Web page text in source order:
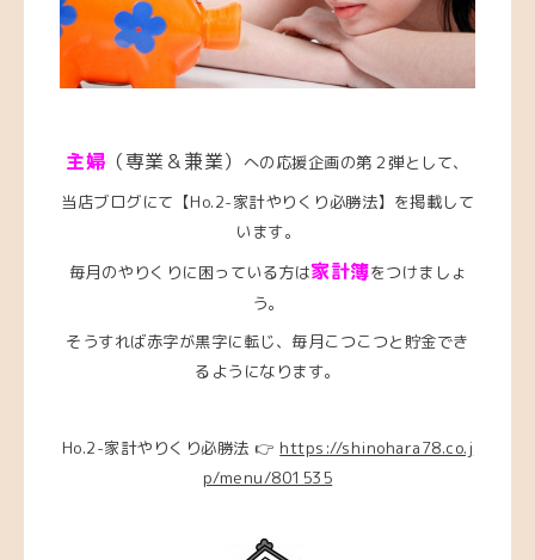
主婦 （専業＆兼業）
への応援企画の第２弾として、
当店ブログにて【Ho.2-家計やりくり必勝法】を掲載して
います。
毎月のやりくりに困っている方は家計簿をつけましょ
う。
そうすれば赤字が黒字に転じ、毎月こつこつと貯金でき
るようになります。
Ho.2-家計やりくり必勝法 👉 https://shinohara78.co.j
p/menu/801535